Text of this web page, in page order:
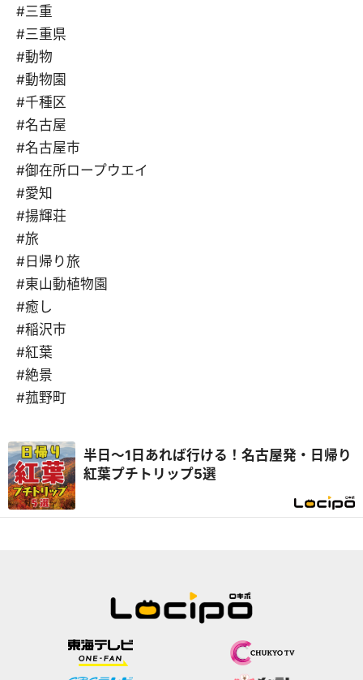
#三重
#三重県
#動物
#動物園
#千種区
#名古屋
#名古屋市
#御在所ロープウエイ
#愛知
#揚輝荘
#旅
#日帰り旅
#東山動植物園
#癒し
#稲沢市
#紅葉
#絶景
#菰野町
半日～1日あれば行ける！名古屋発・日帰り
紅葉プチトリップ5選